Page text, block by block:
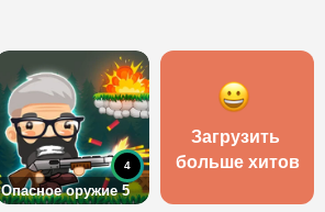
Опасное оружие 5
4
Загрузить
больше хитов